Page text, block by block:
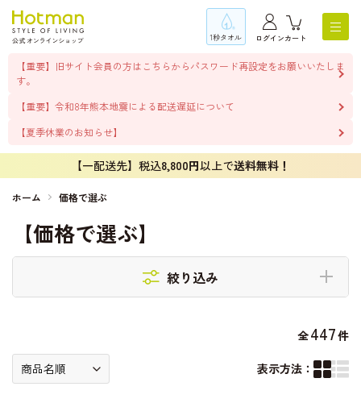
1秒タオル ログインカート
【重要】旧サイト会員の方はこちらからパスワード再設定をお願いいたしま
す。
【重要】令和8年熊本地震による配送遅延について
【夏季休業のお知らせ】
【一配送先】税込8,800円以上で送料無料！
ホーム 価格で選ぶ
【価格で選ぶ】
絞り込み
全447件
表示方法：